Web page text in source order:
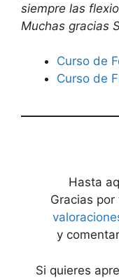
siempre las
Muchas gracias
Curso de
Curso de
Hasta
Gracias
y
Si quieres